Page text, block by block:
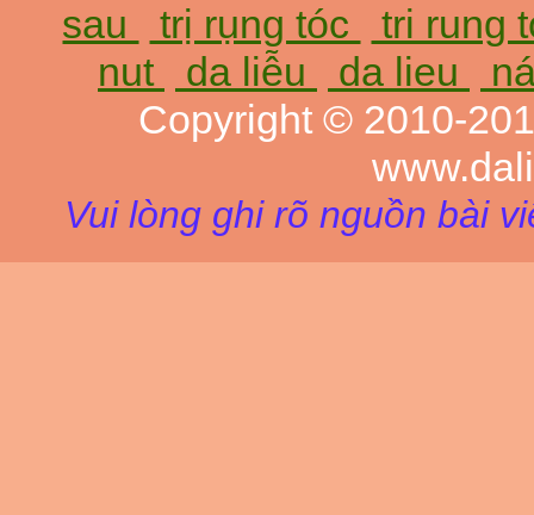
sau
trị rụng tóc
tri rung
nut
da liễu da lieu
Copyright © 2010-
Vui lòng ghi rõ nguồn bài